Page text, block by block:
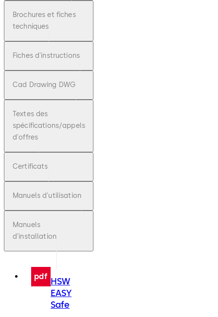
Brochures et fiches
techniques
Fiches d'instructions
Cad Drawing DWG
Textes des
spécifications/appels
d'offres
Certificats
Manuels d'utilisation
Manuels
d'installation
pdf HSW
EASY
Safe